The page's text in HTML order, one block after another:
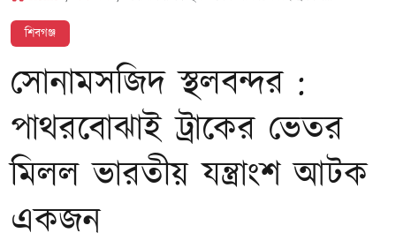
শিবগঞ্জ
সোনামসজিদ স্থলবন্দর :
পাথরবোঝাই ট্রাকের ভেতর
মিলল ভারতীয় যন্ত্রাংশ আটক
একজন